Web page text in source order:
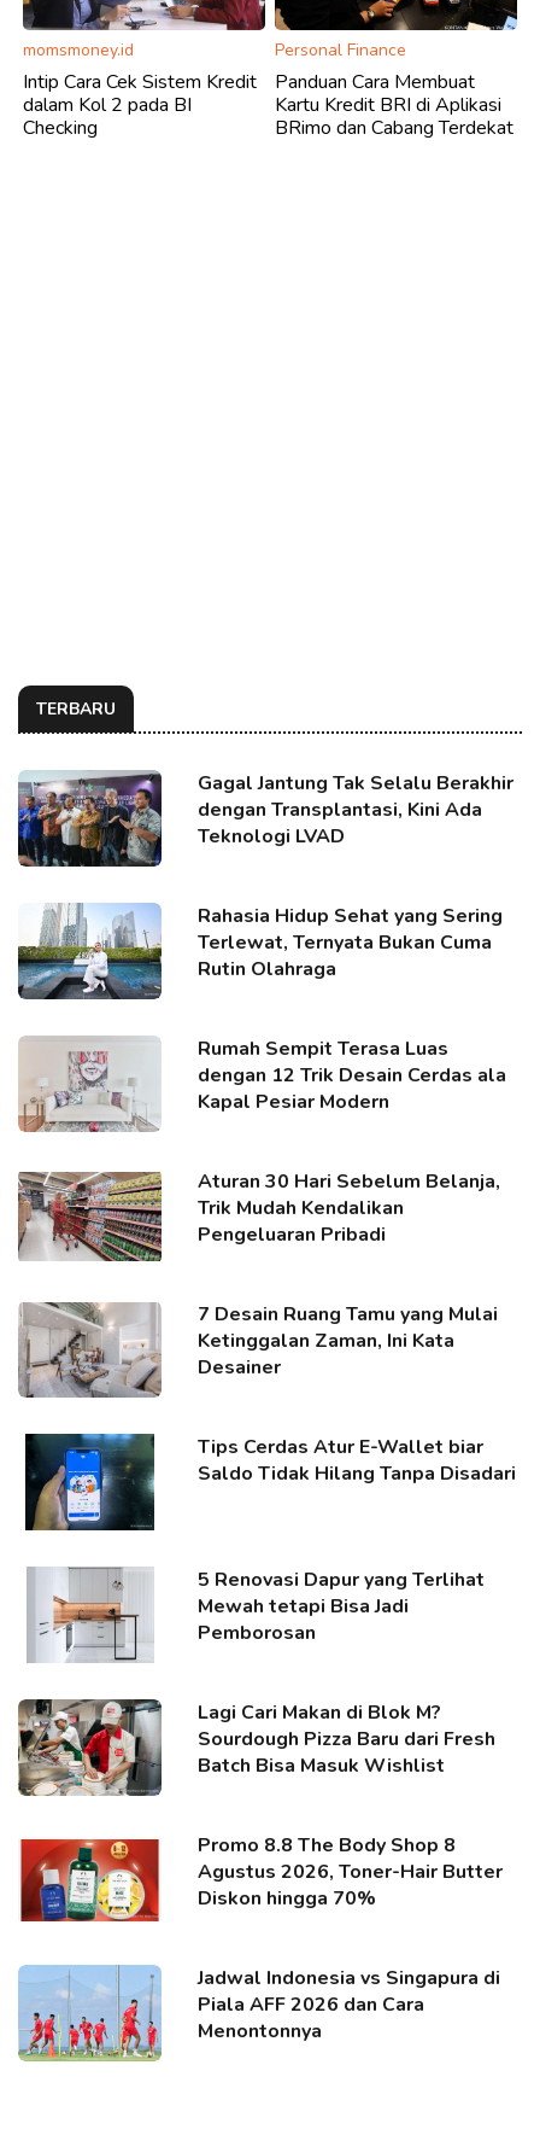
momsmoney.id
Intip Cara Cek Sistem Kredit
dalam Kol 2 pada BI
Checking
Personal Finance
Panduan Cara Membuat
Kartu Kredit BRI di Aplikasi
BRimo dan Cabang Terdekat
TERBARU
Gagal Jantung Tak Selalu Berakhir
dengan Transplantasi, Kini Ada
Teknologi LVAD
Rahasia Hidup Sehat yang Sering
Terlewat, Ternyata Bukan Cuma
Rutin Olahraga
Rumah Sempit Terasa Luas
dengan 12 Trik Desain Cerdas ala
Kapal Pesiar Modern
Aturan 30 Hari Sebelum Belanja,
Trik Mudah Kendalikan
Pengeluaran Pribadi
7 Desain Ruang Tamu yang Mulai
Ketinggalan Zaman, Ini Kata
Desainer
Tips Cerdas Atur E-Wallet biar
Saldo Tidak Hilang Tanpa Disadari
5 Renovasi Dapur yang Terlihat
Mewah tetapi Bisa Jadi
Pemborosan
Lagi Cari Makan di Blok M?
Sourdough Pizza Baru dari Fresh
Batch Bisa Masuk Wishlist
Promo 8.8 The Body Shop 8
Agustus 2026, Toner-Hair Butter
Diskon hingga 70%
Jadwal Indonesia vs Singapura di
Piala AFF 2026 dan Cara
Menontonnya